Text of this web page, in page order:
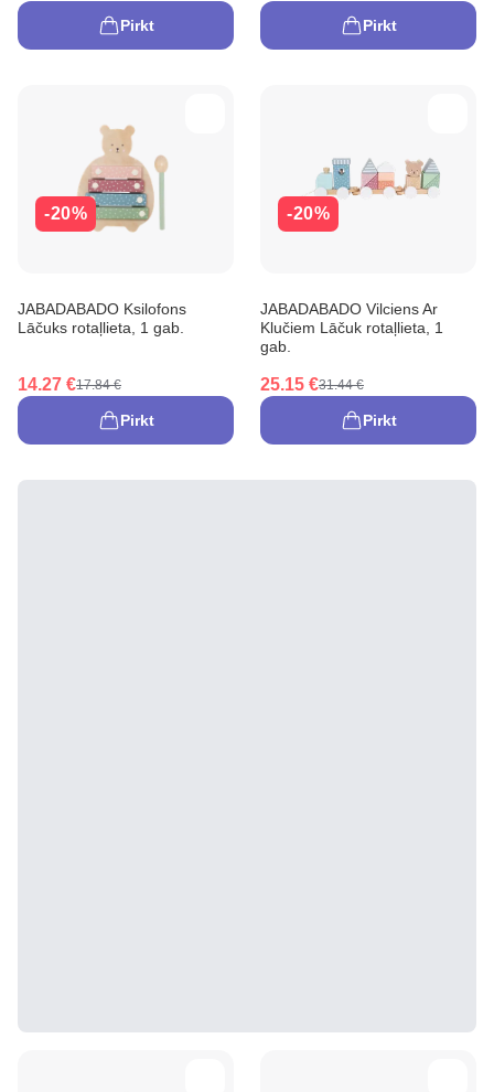
Pirkt Pirkt
-20%
JABADABADO Ksilofons
Lāčuks rotaļlieta, 1 gab.
14.27 €17.84 €
Pirkt
-20%
JABADABADO Vilciens Ar
Klučiem Lāčuk rotaļlieta, 1
gab.
25.15 €31.44 €
Pirkt